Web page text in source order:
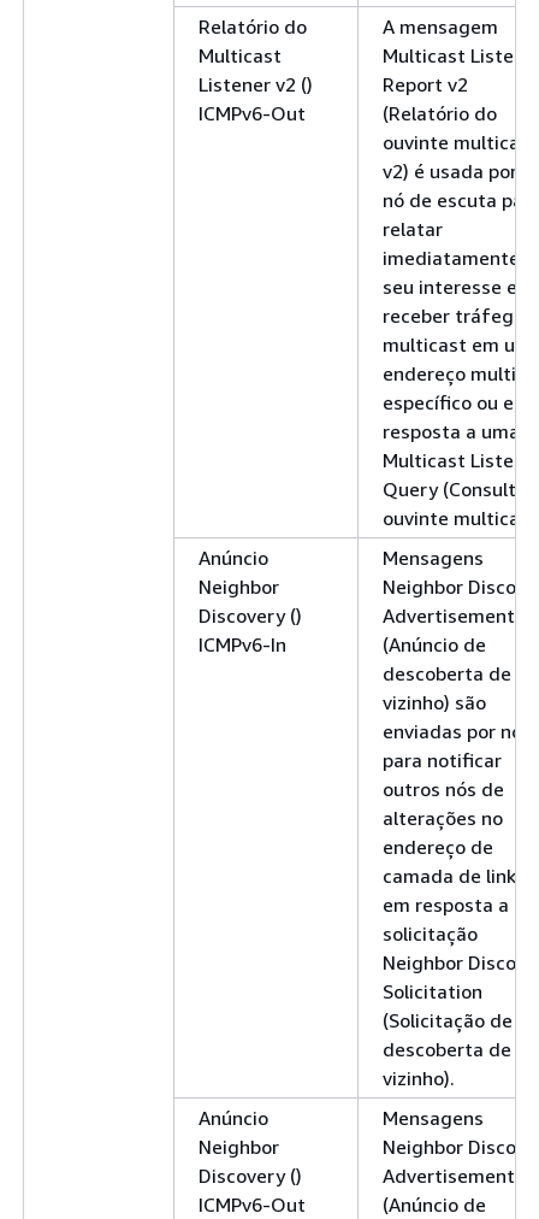
Relatório do
Multicast
Listener v2 ()
ICMPv6-Out
A mensagem
Multicast
Report v2
(Relatório do
ouvinte multicast
v2) é usada por
nó de escuta
relatar
imediatamente
seu interesse em
receber tráfego
multicast em um
endereço
específico ou em
resposta a uma
Multicast
Query (Consulta
ouvinte
Anúncio
Neighbor
Discovery ()
ICMPv6-In
Mensagens
Neighbor
Advertisement
(Anúncio de
descoberta de
vizinho) são
enviadas por nós
para notificar
outros nós de
alterações no
endereço de
camada de link
em resposta a
solicitação
Neighbor
Solicitation
(Solicitação de
descoberta de
vizinho).
Anúncio
Neighbor
Discovery ()
ICMPv6-Out
Mensagens
Neighbor
Advertisement
(Anúncio de